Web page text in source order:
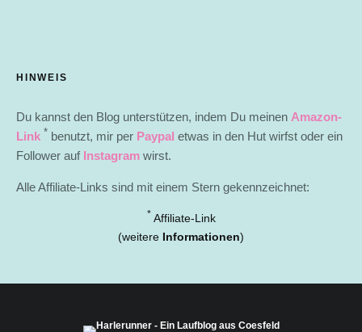
HINWEIS
Du kannst den Blog unterstützen, indem Du meinen Amazon-
Link * benutzt, mir per Paypal etwas in den Hut wirfst oder ein
Follower auf Instagram wirst.
Alle Affiliate-Links sind mit einem Stern gekennzeichnet:
* Affiliate-Link
(weitere Informationen)